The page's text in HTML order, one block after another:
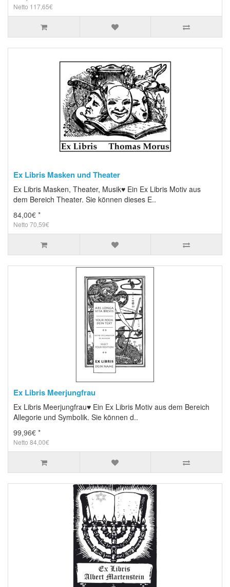
Netto 117,65€
Ex Libris Masken und Theater
Ex Libris Masken, Theater, Musik♥ Ein Ex Libris Motiv aus
dem Bereich Theater. Sie können dieses E..
84,00€ *
Netto 70,59€
Ex Libris Meerjungfrau
Ex Libris Meerjungfrau♥ Ein Ex Libris Motiv aus dem Bereich
Allegorie und Symbolik. Sie können d..
99,96€ *
Netto 84,00€